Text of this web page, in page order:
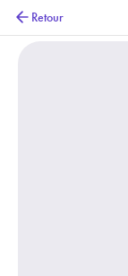
Retour